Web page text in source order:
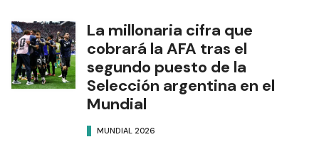
La millonaria cifra que
cobrará la AFA tras el
segundo puesto de la
Selección argentina en el
Mundial
MUNDIAL 2026